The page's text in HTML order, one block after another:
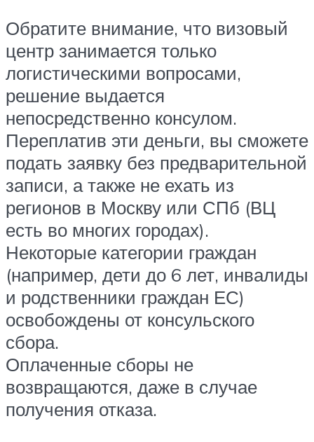
Обратите внимание, что визовый
центр занимается только
логистическими вопросами,
решение выдается
непосредственно консулом.
Переплатив эти деньги, вы сможете
подать заявку без предварительной
записи, а также не ехать из
регионов в Москву или СПб (ВЦ
есть во многих городах).
Некоторые категории граждан
(например, дети до 6 лет, инвалиды
и родственники граждан ЕС)
освобождены от консульского
сбора.
Оплаченные сборы не
возвращаются, даже в случае
получения отказа.